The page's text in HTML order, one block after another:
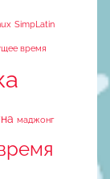
SimpLatin
время
маджонг